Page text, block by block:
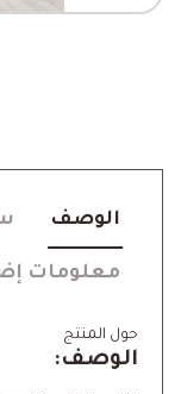
الوصف
معلومات
حول المنتج
الوصف: